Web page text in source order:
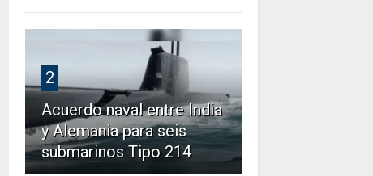
2
Acuerdo naval entre India
y Alemania para seis
submarinos Tipo 214